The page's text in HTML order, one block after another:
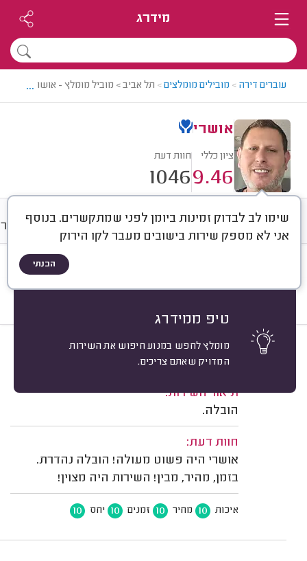
מידרג
עוברים דירה > מובילים מומלצים> תל אביב > מוביל מומלץ - אושרי...
אושרי
ציון כללי
9.46
חוות דעת
1046
שימו לב לבדוק זמינות ביומן לפני שמתקשרים. בנוסף
אני לא מספק שירות בישובים מעבר לקו הירוק
הבנתי
טיפ ממידרג
מומלץ לחפש במנוע חיפוש את השירות
המדויק שאתם צריכים.
חוות דעת מחירים ממוצע
מיכל מ. תל אביב.
משוב: 20/07/2026
תיאור השירות:
הובלה.
חוות דעת:
אושרי היה פשוט מעולה! הובלה נהדרת.
בזמן, מהיר, מבין! השירות היה מצוין!
איכות 10 מחיר 10 זמנים 10 יחס 10
10